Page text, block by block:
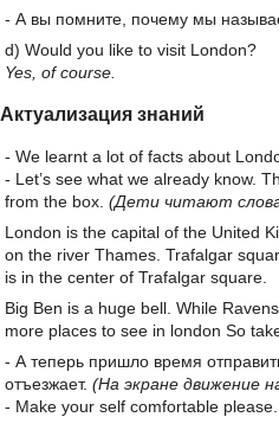
- А вы помните, почему мы
d) Would you like to visit London?
Yes, of course.
Актуализация знаний
- We learnt a lot of facts about
- Let’s see what we already know.
from the box. (Дети читают
London is the capital of the United
on the river Thames. Trafalgar
is in the center of Trafalgar square.
Big Ben is a huge bell. While
more places to see in london So
- А теперь пришло время
отъезжает. (На экране движение
- Make your self comfortable please.